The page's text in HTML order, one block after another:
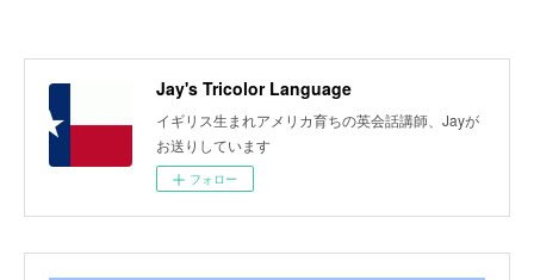
Jay's Tricolor Language
イギリス生まれアメリカ育ちの英会話講師、Jayが
お送りしています
フォロー